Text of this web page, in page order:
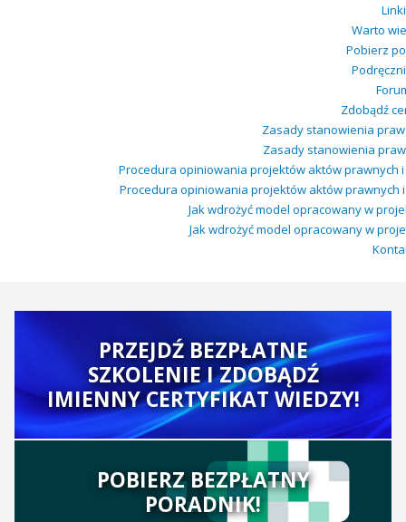
Linki
Warto
Pobierz
Zdobądź
Zasady stanowienia
Zasady stanowienia
Procedura opiniowania projektów aktów
Procedura opiniowania projektów aktów
Jak wdrożyć model opracowany w
Jak wdrożyć model opracowany w
PRZEJDŹ BEZPŁATNE
SZKOLENIE I ZDOBĄDŹ
IMIENNY CERTYFIKAT WIEDZY!
POBIERZ BEZPŁATNY
PORADNIK!